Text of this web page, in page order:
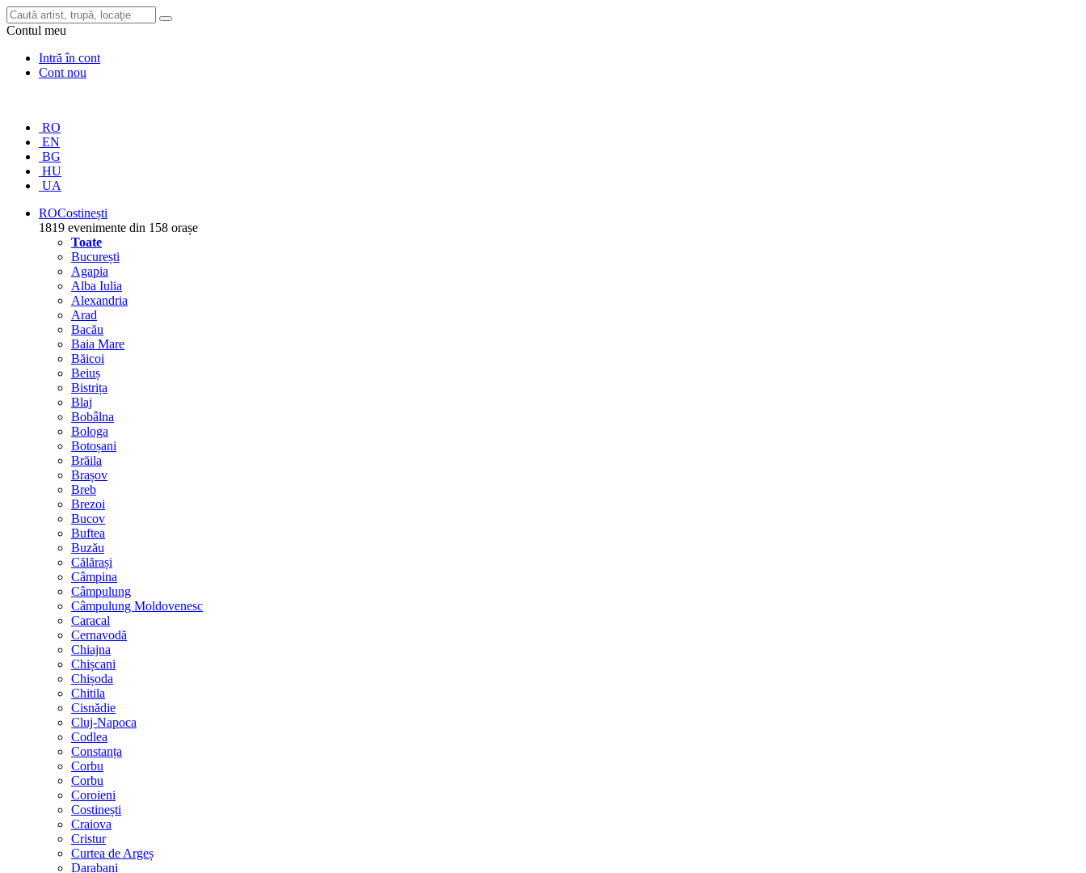
Contul meu
Intră în cont
Cont nou
RO
EN
BG
HU
UA
ROCostinești
1819 evenimente din 158 orașe
Toate
București
Agapia
Alba Iulia
Alexandria
Arad
Bacău
Baia Mare
Băicoi
Beiuș
Bistrița
Blaj
Bobâlna
Bologa
Botoșani
Brăila
Brașov
Breb
Brezoi
Bucov
Buftea
Buzău
Călărași
Câmpina
Câmpulung
Câmpulung Moldovenesc
Caracal
Cernavodă
Chiajna
Chișcani
Chișoda
Chitila
Cisnădie
Cluj-Napoca
Codlea
Constanța
Corbu
Corbu
Coroieni
Costinești
Craiova
Cristur
Curtea de Argeș
Darabani